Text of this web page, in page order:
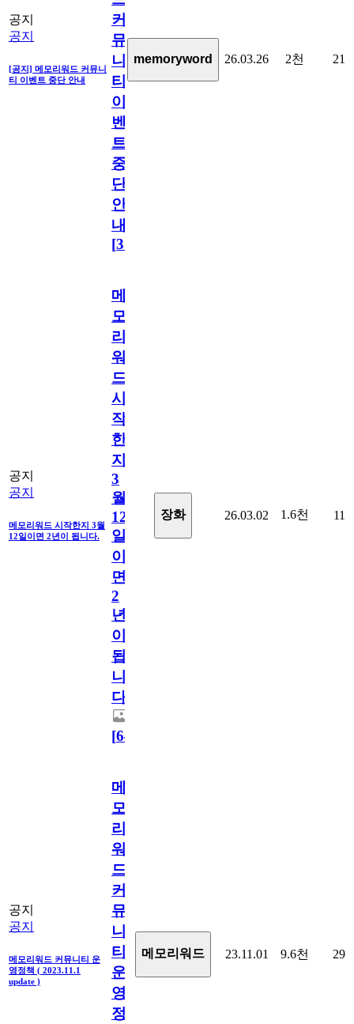
공지
공지
[공지] 메모리워드 커뮤니
티 이벤트 중단 안내
커
뮤
니
티
이
벤
트
중
단
안
내
[31
memoryword 26.03.26 2천 21
공지
공지
메모리워드 시작한지 3월
12일이면 2년이 됩니다.
메
모
리
워
드
시
작
한
지
3
월
12
일
이
면
2
년
이
됩
니
다.
[64
장화 26.03.02 1.6천 11
공지
공지
메모리워드 커뮤니티 운
영정책 ( 2023.11.1
update )
메
모
리
워
드
커
뮤
니
티
운
영
정
메모리워드 23.11.01 9.6천 29